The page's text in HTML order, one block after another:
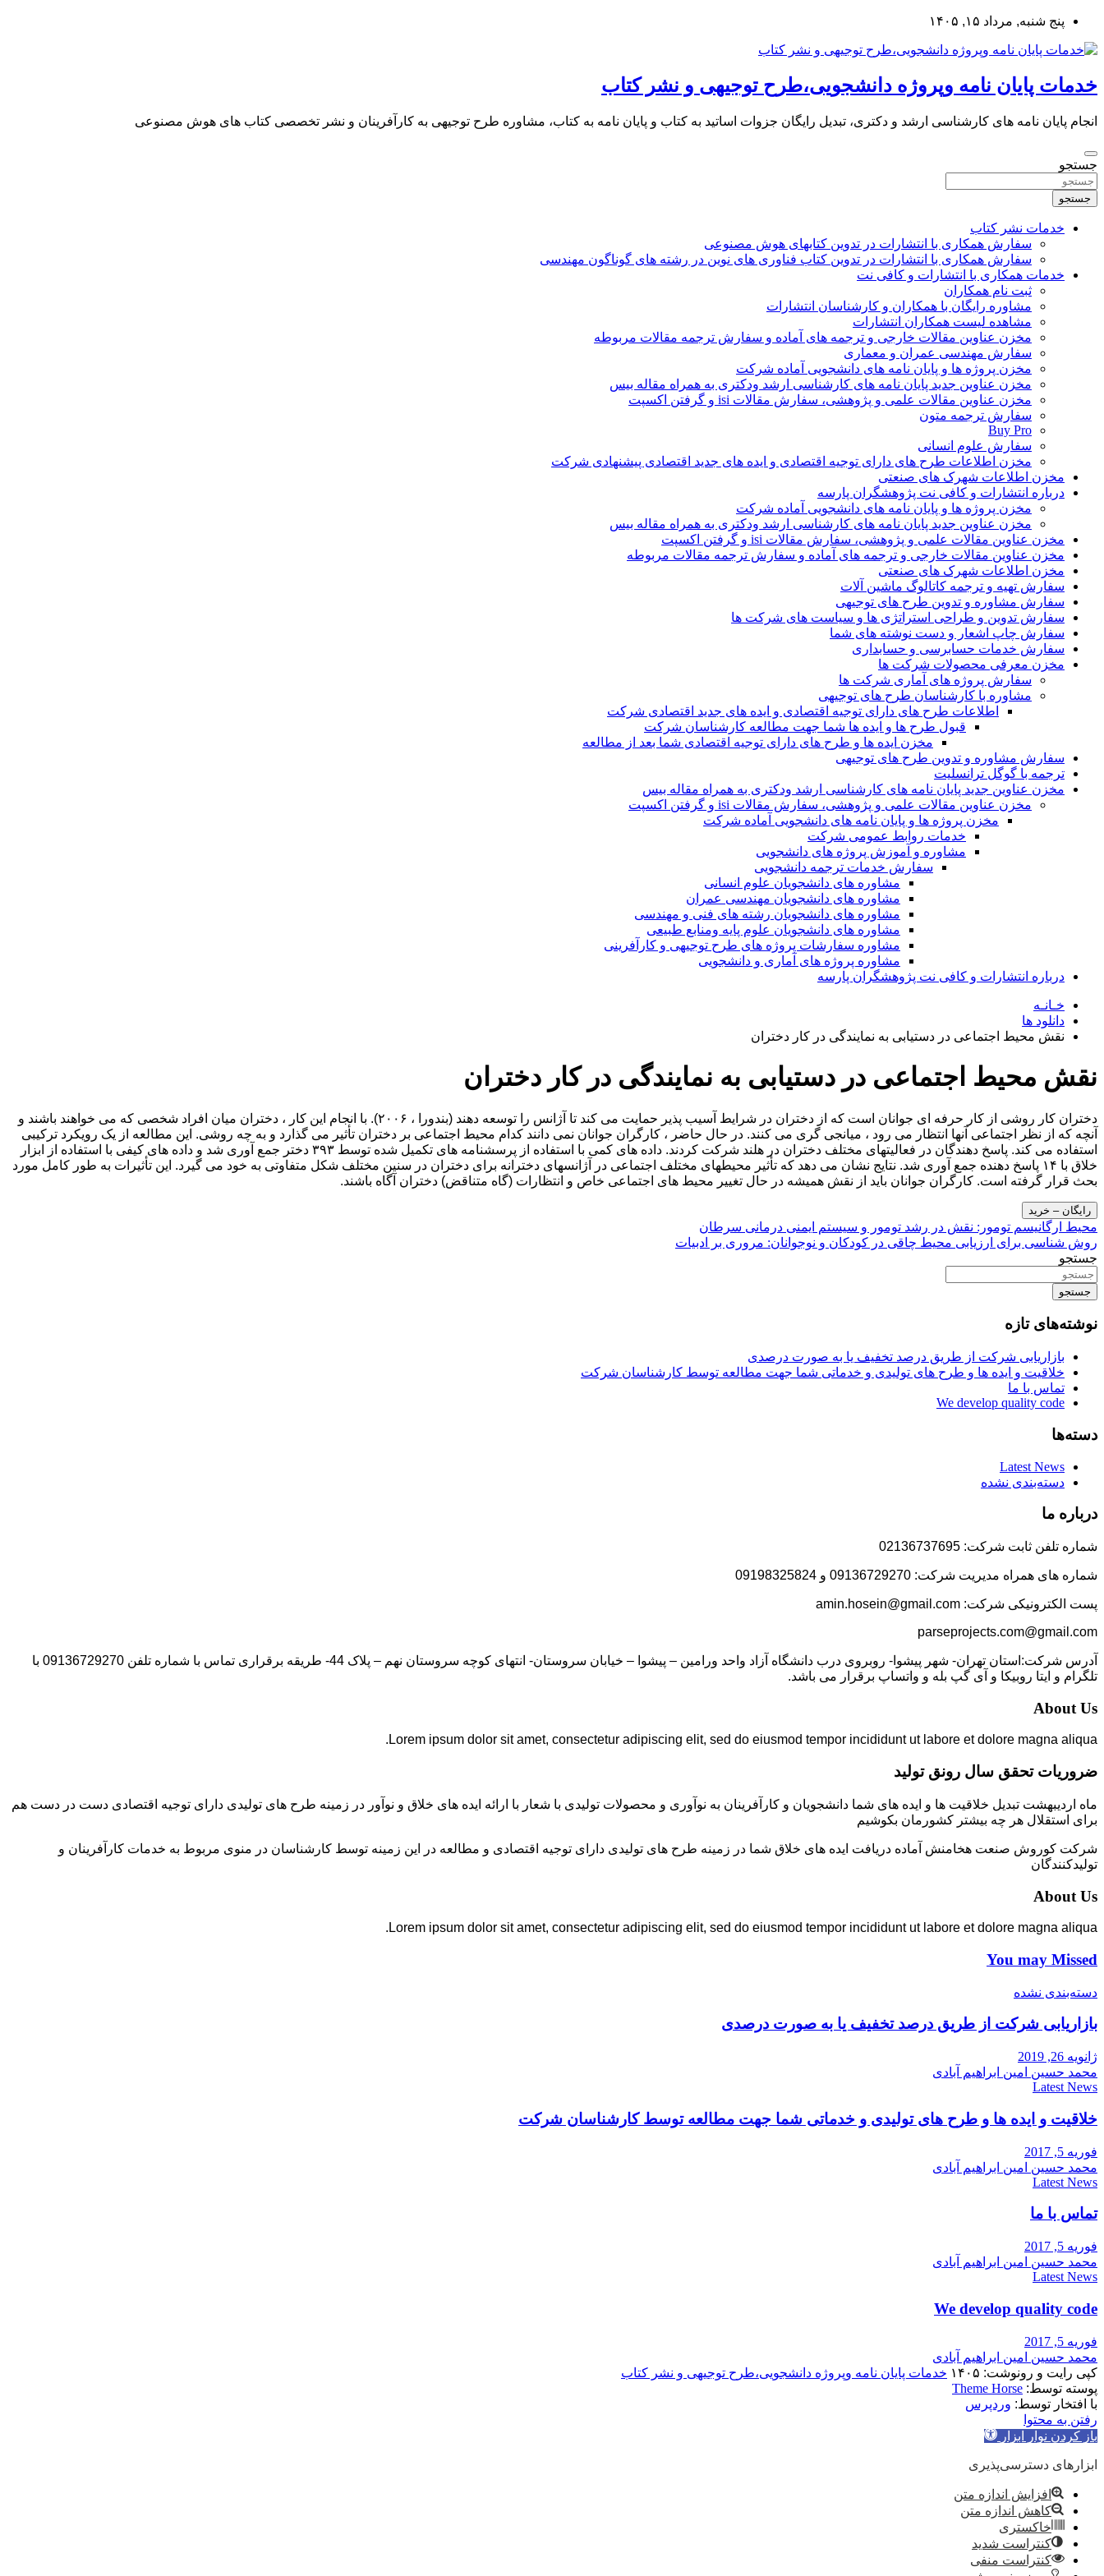
بروید
پنج شنبه, مرداد ۱۵, ۱۴۰۵
خدمات پایان نامه وپروژه دانشجویی،طرح توجیهی و نشر کتاب
انجام پایان نامه های کارشناسی ارشد و دکتری، تبدیل رایگان جزوات اساتید به کتاب و پایان نامه به کتاب، مشاوره طرح توجیهی به کارآفرینان و نشر تخصصی کتاب های هوش مصنوعی
جستجو
جستجو
خدمات نشر کتاب
سفارش همکاری با انتشارات در تدوین کتابهای هوش مصنوعی
سفارش همکاری با انتشارات در تدوین کتاب فناوری های نوین در رشته های گوناگون مهندسی
خدمات همکاری با انتشارات و کافی نت
ثبت نام همکاران
مشاوره رایگان با همکاران و کارشناسان انتشارات
مشاهده لیست همکاران انتشارات
مخزن عناوین مقالات خارجی و ترجمه های آماده و سفارش ترجمه مقالات مربوطه
سفارش مهندسی عمران و معماری
مخزن پروژه ها و پایان نامه های دانشجویی آماده شرکت
مخزن عناوین جدید پایان نامه های کارشناسی ارشد ودکتری به همراه مقاله بیس
مخزن عناوین مقالات علمی و پژوهشی، سفارش مقالات isi و گرفتن اکسپت
سفارش ترجمه متون
Buy Pro
سفارش علوم انسانی
مخزن اطلاعات طرح های دارای توجیه اقتصادی و ایده های جدید اقتصادی پیشنهادی شرکت
مخزن اطلاعات شهرک های صنعتی
درباره انتشارات و کافی نت پژوهشگران پارسه
مخزن پروژه ها و پایان نامه های دانشجویی آماده شرکت
مخزن عناوین جدید پایان نامه های کارشناسی ارشد ودکتری به همراه مقاله بیس
مخزن عناوین مقالات علمی و پژوهشی، سفارش مقالات isi و گرفتن اکسپت
مخزن عناوین مقالات خارجی و ترجمه های آماده و سفارش ترجمه مقالات مربوطه
مخزن اطلاعات شهرک های صنعتی
سفارش تهیه و ترجمه کاتالوگ ماشین آلات
سفارش مشاوره و تدوین طرح های توجیهی
سفارش تدوین و طراحی استراتژی ها و سیاست های شرکت ها
سفارش چاپ اشعار و دست نوشته های شما
سفارش خدمات حسابرسی و حسابداری
مخزن معرفی محصولات شرکت ها
سفارش پروژه های آماری شرکت ها
مشاوره با کارشناسان طرح های توجیهی
اطلاعات طرح های دارای توجیه اقتصادی و ایده های جدید اقتصادی شرکت
قبول طرح ها و ایده ها شما جهت مطالعه کارشناسان شرکت
مخزن ایده ها و طرح های دارای توجیه اقتصادی شما بعد از مطالعه
سفارش مشاوره و تدوین طرح های توجیهی
ترجمه با گوگل ترانسلیت
مخزن عناوین جدید پایان نامه های کارشناسی ارشد ودکتری به همراه مقاله بیس
مخزن عناوین مقالات علمی و پژوهشی، سفارش مقالات isi و گرفتن اکسپت
مخزن پروژه ها و پایان نامه های دانشجویی آماده شرکت
خدمات روابط عمومی شرکت
مشاوره و آموزش پروژه های دانشجویی
سفارش خدمات ترجمه دانشجویی
مشاوره های دانشجویان علوم انسانی
مشاوره های دانشجویان مهندسی عمران
مشاوره های دانشجویان رشته های فنی و مهندسی
مشاوره های دانشجویان علوم پایه ومنابع طبیعی
مشاوره سفارشات پروژه های طرح توجیهی و کارآفرینی
مشاوره پروژه های آماری و دانشجویی
درباره انتشارات و کافی نت پژوهشگران پارسه
خـانـه
دانلود ها
نقش محیط اجتماعی در دستیابی به نمایندگی در کار دختران
نقش محیط اجتماعی در دستیابی به نمایندگی در کار دختران
دختران کار روشی از کار حرفه ای جوانان است که از دختران در شرایط آسیب پذیر حمایت می کند تا آژانس را توسعه دهند (بندورا ، ۲۰۰۶). با انجام این کار ، دختران میان افراد شخصی که می خواهند باشند و
آنچه که از نظر اجتماعی آنها انتظار می رود ، میانجی گری می کنند. در حال حاضر ، کارگران جوانان نمی دانند کدام محیط اجتماعی بر دختران تأثیر می گذارد و به چه روشی. این مطالعه از یک رویکرد ترکیبی
استفاده می کند. پاسخ دهندگان در فعالیتهای مختلف دختران در هلند شرکت کردند. داده های کمی با استفاده از پرسشنامه های تکمیل شده توسط ۳۹۳ دختر جمع آوری شد و داده های کیفی با استفاده از ابزار
خلاق با ۱۴ پاسخ دهنده جمع آوری شد. نتایج نشان می دهد که تأثیر محیطهای مختلف اجتماعی در آژانسهای دخترانه برای دختران در سنین مختلف شکل متفاوتی به خود می گیرد. این تأثیرات به طور کامل مورد
بحث قرار گرفته است. کارگران جوانان باید از نقش همیشه در حال تغییر محیط های اجتماعی خاص و انتظارات (گاه متناقض) دختران آگاه باشند.
رایگان – خرید
راهبری
نوشته
محیط ارگانیسم تومور: نقش در رشد تومور و سیستم ایمنی درمانی سرطان
روش شناسی برای ارزیابی محیط چاقی در کودکان و نوجوانان: مروری بر ادبیات
جستجو
جستجو
نوشته‌های تازه
بازاریابی شرکت از طریق درصد تخفیف یا به صورت درصدی
خلاقیت و ایده ها و طرح های تولیدی و خدماتی شما جهت مطالعه توسط کارشناسان شرکت
تماس با ما
We develop quality code
دسته‌ها
Latest News
دسته‌بندی نشده
درباره ما
شماره تلفن ثابت شرکت: 02136737695
شماره های همراه مدیریت شرکت: 09136729270 و 09198325824
پست الکترونیکی شرکت: amin.hosein@gmail.com
parseprojects.com@gmail.com
آدرس شرکت:استان تهران- شهر پیشوا- روبروی درب دانشگاه آزاد واحد ورامین – پیشوا – خیابان سروستان- انتهای کوچه سروستان نهم – پلاک 44- طریقه برقراری تماس با شماره تلفن 09136729270 با
تلگرام و ایتا روبیکا و آی گپ بله و واتساپ برقرار می باشد.
About Us
Lorem ipsum dolor sit amet, consectetur adipiscing elit, sed do eiusmod tempor incididunt ut labore et dolore magna aliqua.
ضروریات تحقق سال رونق تولید
ماه اردیبهشت تبدیل خلاقیت ها و ایده های شما دانشجویان و کارآفرینان به نوآوری و محصولات تولیدی با شعار با ارائه ایده های خلاق و نوآور در زمینه طرح های تولیدی دارای توجیه اقتصادی دست در دست هم
برای استقلال هر چه بیشتر کشورمان بکوشیم
شرکت کوروش صنعت هخامنش آماده دریافت ایده های خلاق شما در زمینه طرح های تولیدی دارای توجیه اقتصادی و مطالعه در این زمینه توسط کارشناسان در منوی مربوط به خدمات کارآفرینان و
تولیدکنندگان
About Us
Lorem ipsum dolor sit amet, consectetur adipiscing elit, sed do eiusmod tempor incididunt ut labore et dolore magna aliqua.
You may Missed
دسته‌بندی نشده
بازاریابی شرکت از طریق درصد تخفیف یا به صورت درصدی
ژانویه 26, 2019
محمد حسین امین ابراهیم آبادی
Latest News
خلاقیت و ایده ها و طرح های تولیدی و خدماتی شما جهت مطالعه توسط کارشناسان شرکت
فوریه 5, 2017
محمد حسین امین ابراهیم آبادی
Latest News
تماس با ما
فوریه 5, 2017
محمد حسین امین ابراهیم آبادی
Latest News
We develop quality code
فوریه 5, 2017
محمد حسین امین ابراهیم آبادی
کپی رایت و رونوشت: ۱۴۰۵
خدمات پایان نامه وپروژه دانشجویی،طرح توجیهی و نشر کتاب
پوسته توسط: Theme Horse
با افتخار توسط: وردپرس
رفتن به محتوا
باز کردن نوار ابزار
ابزارهای دسترسی‌پذیری
افزایش اندازه متن
کاهش اندازه متن
خاکستری
کنتراست شدید
کنتراست منفی